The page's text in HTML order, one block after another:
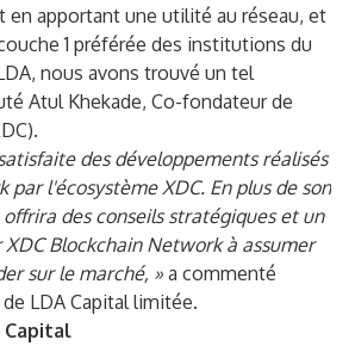
apportant une utilité au réseau, et
1 préférée des institutions du
nous avons trouvé un tel
Atul Khekade, Co-fondateur de
des développements réalisés
par l'écosystème XDC. En plus de son
des conseils stratégiques et un
Blockchain Network à assumer
sur le marché, » a commenté
LDA Capital limitée.
Capital